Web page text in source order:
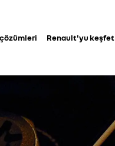
Renault'yu keşfet